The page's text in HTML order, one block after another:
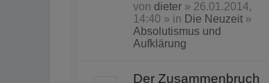
von dieter » 26.01.2014,
14:40 » in Die Neuzeit »
Absolutismus und
Aufklärung
Der Zusammenbruch